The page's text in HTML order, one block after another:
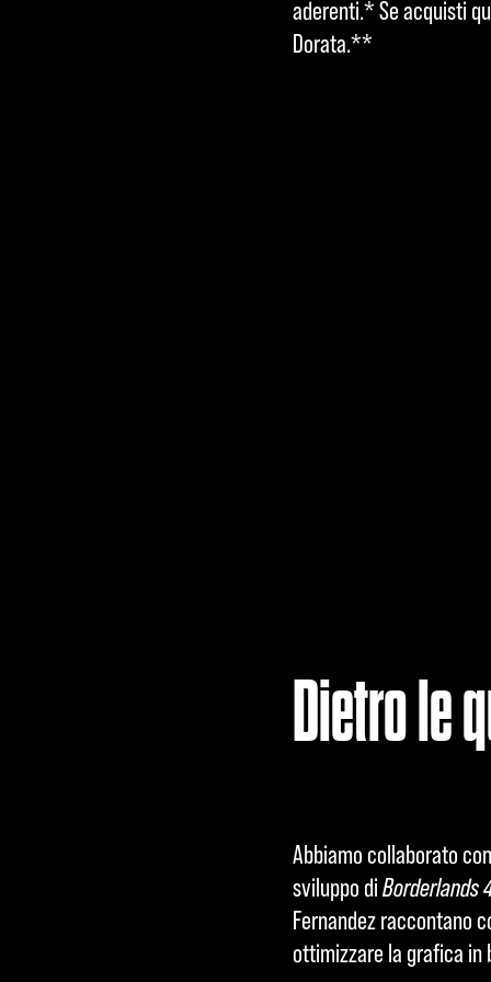
dati
ai
aderenti.* Se acquisti
Dorata.**
c
c
p
t
&
Dietro le
Abbiamo collaborato
sviluppo diBorderlands
Fernandez raccontano
ottimizzare la grafica in